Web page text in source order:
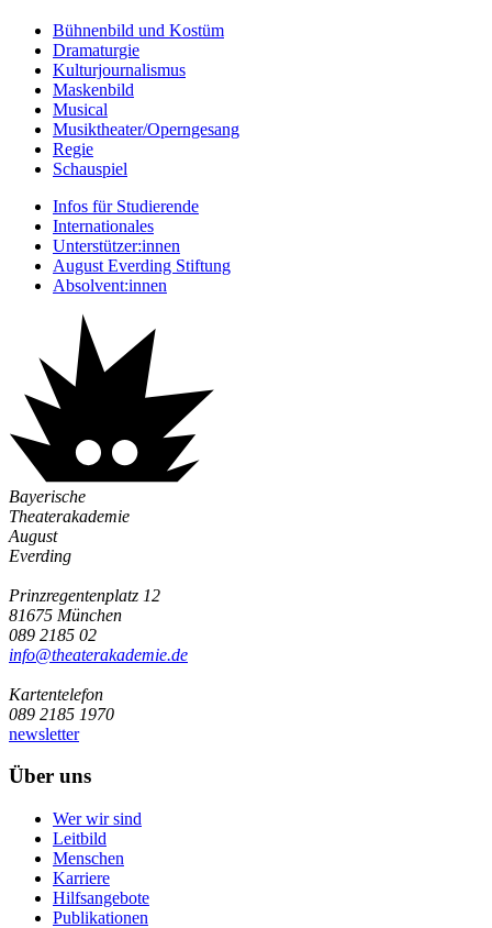
Bühnenbild und Kostüm
Dramaturgie
Kulturjournalismus
Maskenbild
Musical
Musiktheater/­Operngesang
Regie
Schauspiel
Infos für Studierende
Internationales
Unterstützer:innen
August Everding Stiftung
Absolvent:innen
Bayerische
Theaterakademie
August
Everding
Prinzregentenplatz 12
81675 München
089 2185 02
info@­theaterakademie.de
Kartentelefon
089 2185 1970
newsletter
Über uns
Wer wir sind
Leitbild
Menschen
Karriere
Hilfsangebote
Publikationen